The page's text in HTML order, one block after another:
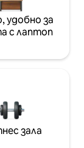
удобно за
с лаптоп
зала